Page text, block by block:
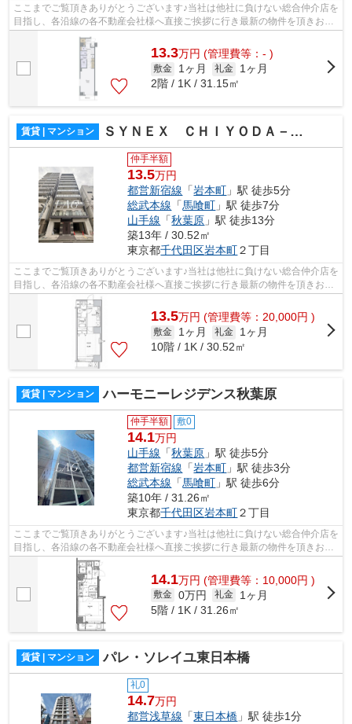
ここまでご覧頂きありがとうございます♪当社は他社に負けない総合仲介店を
目指し、各沿線の各不動産会社様へ直接ご挨拶に行き最新の物件を頂きお客
様へ提供しております！最新の情報は...
13.3万円 (管理費等：- )
敷金 1ヶ月 礼金
1ヶ月
2階 / 1K / 31.15㎡
賃貸 | マンション ＳＹＮＥＸ ＣＨＩＹＯＤＡ－ＩＷＡＭＯＴＯＣＨＯ
仲手半額
13.5万円
都営新宿線 「岩本町 」駅 徒歩5分
総武本線 「馬喰町 」駅 徒歩7分
山手線 「秋葉原 」駅 徒歩13分
築13年 / 30.52㎡
東京都千代田区岩本町２丁目
ここまでご覧頂きありがとうございます♪当社は他社に負けない総合仲介店を
目指し、各沿線の各不動産会社様へ直接ご挨拶に行き最新の物件を頂きお客
様へ提供しております！最新の情報は...
13.5万円 (管理費等：20,000円 )
敷金 1ヶ月 礼金
1ヶ月
10階 / 1K / 30.52㎡
賃貸 | マンション ハーモニーレジデンス秋葉原
仲手半額 敷0
14.1万円
山手線 「秋葉原 」駅 徒歩5分
都営新宿線 「岩本町 」駅 徒歩3分
総武本線 「馬喰町 」駅 徒歩6分
築10年 / 31.26㎡
東京都千代田区岩本町２丁目
ここまでご覧頂きありがとうございます♪当社は他社に負けない総合仲介店を
目指し、各沿線の各不動産会社様へ直接ご挨拶に行き最新の物件を頂きお客
様へ提供しております！最新の情報は...
14.1万円 (管理費等：10,000円 )
敷金 0万円 礼金
1ヶ月
5階 / 1K / 31.26㎡
賃貸 | マンション パレ・ソレイユ東日本橋
礼0
14.7万円
都営浅草線 「東日本橋 」駅 徒歩1分